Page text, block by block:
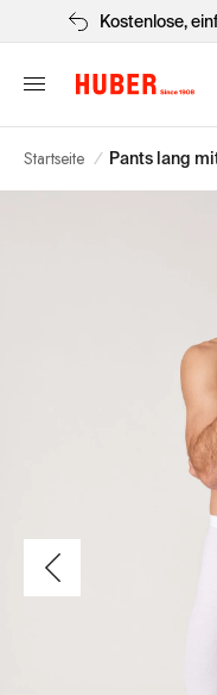
Kostenlose,
Startseite / Pants lang